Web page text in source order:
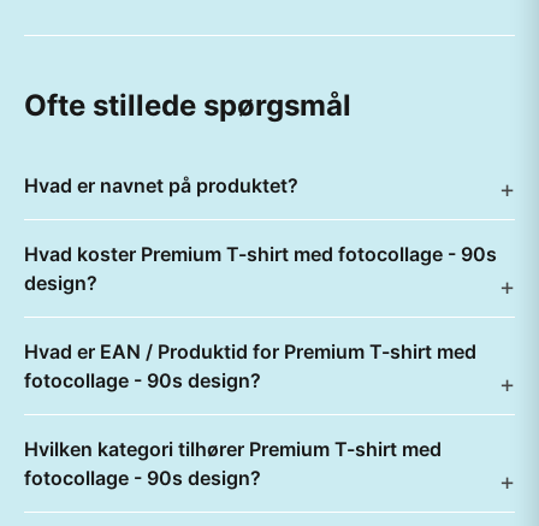
Ofte stillede spørgsmål
Hvad er navnet på produktet?
Hvad koster Premium T-shirt med fotocollage - 90s
design?
Hvad er EAN / Produktid for Premium T-shirt med
fotocollage - 90s design?
Hvilken kategori tilhører Premium T-shirt med
fotocollage - 90s design?